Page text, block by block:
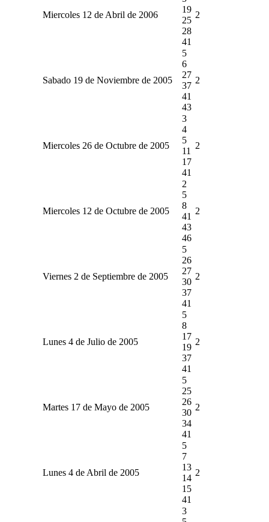
Miercoles 12 de Abril de 2006
19
25
28
41
2
Sabado 19 de Noviembre de 2005
5
6
27
37
41
43
2
Miercoles 26 de Octubre de 2005
3
4
5
11
17
41
2
Miercoles 12 de Octubre de 2005
2
5
8
41
43
46
2
Viernes 2 de Septiembre de 2005
5
26
27
30
37
41
2
Lunes 4 de Julio de 2005
5
8
17
19
37
41
2
Martes 17 de Mayo de 2005
5
25
26
30
34
41
2
Lunes 4 de Abril de 2005
5
7
13
14
15
41
2
3